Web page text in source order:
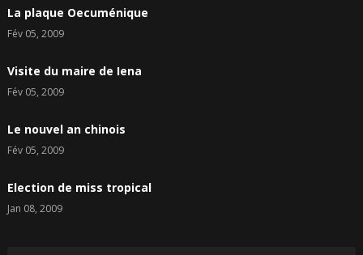
La plaque Oecuménique
Fév 05, 2009
Visite du maire de Iena
Fév 05, 2009
Le nouvel an chinois
Fév 05, 2009
Election de miss tropical
Jan 08, 2009